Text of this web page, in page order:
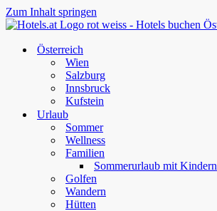
Zum Inhalt springen
Österreich
Wien
Salzburg
Innsbruck
Kufstein
Urlaub
Sommer
Wellness
Familien
Sommerurlaub mit Kindern
Golfen
Wandern
Hütten